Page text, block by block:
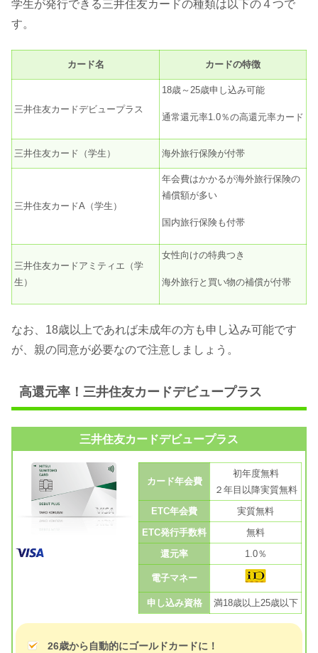
学生が発行できる三井住友カードの種類は以下の４つで
す。
カード名 カードの特徴
三井住友カードデビュープラス
18歳～25歳申し込み可能
通常還元率1.0％の高還元率カード
三井住友カード（学生） 海外旅行保険が付帯
三井住友カードA（学生）
年会費はかかるが海外旅行保険の
補償額が多い
国内旅行保険も付帯
三井住友カードアミティエ（学
生）
女性向けの特典つき
海外旅行と買い物の補償が付帯
なお、18歳以上であれば未成年の方も申し込み可能です
が、親の同意が必要なので注意しましょう。
高還元率！三井住友カードデビュープラス
三井住友カードデビュープラス
カード年会費
初年度無料
２年目以降実質無料
ETC年会費
実質無料
ETC発行手数料
無料
還元率
1.0％
電子マネー
申し込み資格 満18歳以上25歳以下
26歳から自動的にゴールドカードに！